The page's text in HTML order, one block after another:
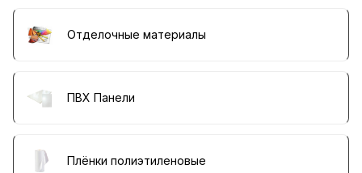
Отделочные материалы
ПВХ Панели
Плёнки полиэтиленовые